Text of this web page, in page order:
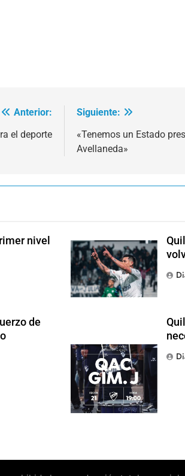
Anterior:
el deporte
Siguiente:
«Tenemos un Estado
Avellaneda»
nivel
de